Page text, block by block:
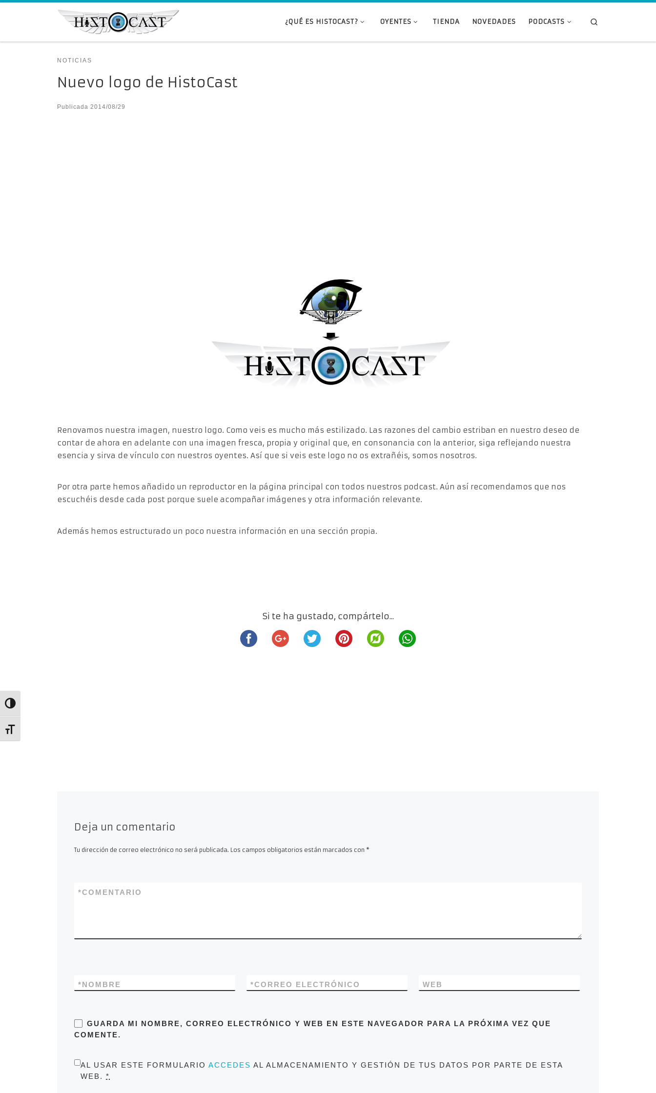
Alternar alto contraste
Alternar tamaño de letra
Saltar al contenido
¿QUÉ ES HISTOCAST? OYENTES TIENDA NOVEDADES PODCASTS
NOTICIAS
Nuevo logo de HistoCast
Publicada 2014/08/29
Renovamos nuestra imagen, nuestro logo. Como veis es mucho más estilizado. Las razones del cambio estriban en nuestro deseo de
contar de ahora en adelante con una imagen fresca, propia y original que, en consonancia con la anterior, siga reflejando nuestra
esencia y sirva de vínculo con nuestros oyentes. Así que si veis este logo no os extrañéis, somos nosotros.
Por otra parte hemos añadido un reproductor en la página principal con todos nuestros podcast. Aún así recomendamos que nos
escuchéis desde cada post porque suele acompañar imágenes y otra información relevante.
Además hemos estructurado un poco nuestra información en una sección propia.
Si te ha gustado, compártelo...
Deja un comentario
Tu dirección de correo electrónico no será publicada. Los campos obligatorios están marcados con *
COMENTARIO
*
NOMBRE
* CORREO ELECTRÓNICO
* WEB
GUARDA MI NOMBRE, CORREO ELECTRÓNICO Y WEB EN ESTE NAVEGADOR PARA LA PRÓXIMA VEZ QUE
COMENTE.
AL USAR ESTE FORMULARIO ACCEDES AL ALMACENAMIENTO Y GESTIÓN DE TUS DATOS POR PARTE DE ESTA
WEB. *